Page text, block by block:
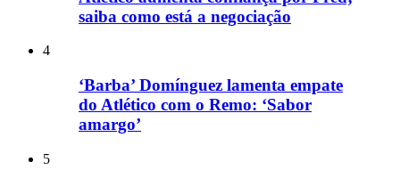
saiba como está a negociação
4
‘Barba’ Domínguez lamenta empate
do Atlético com o Remo: ‘Sabor
amargo’
5